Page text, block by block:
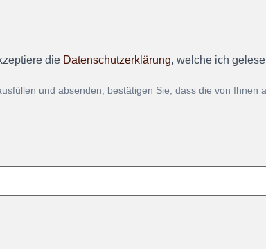
die Datenschutzerklärung, welche ich
und absenden, bestätigen Sie, dass die von Ihnen